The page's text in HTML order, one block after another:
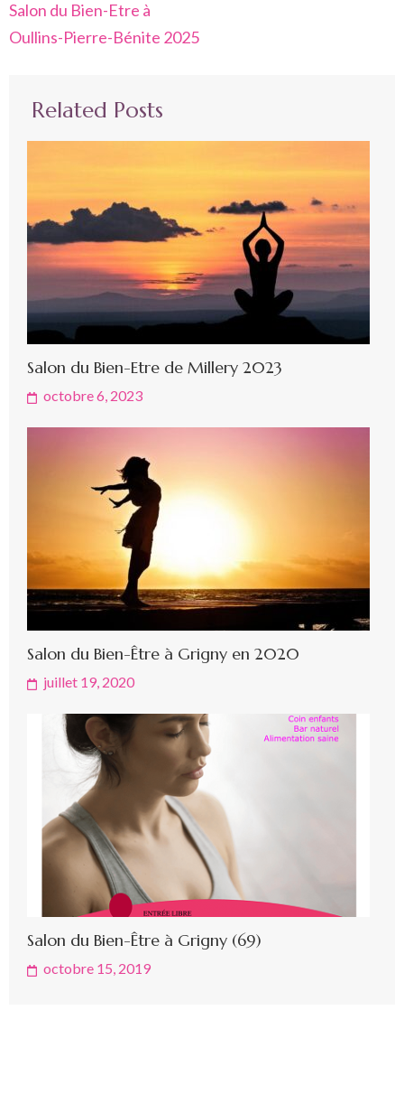
Navigation
de
Salon du Bien-Etre à
Oullins-Pierre-Bénite 2025
Related Posts
Salon du Bien-Etre de Millery 2023
octobre 6, 2023
Salon du Bien-Être à Grigny en 2020
juillet 19, 2020
Salon du Bien-Être à Grigny (69)
octobre 15, 2019